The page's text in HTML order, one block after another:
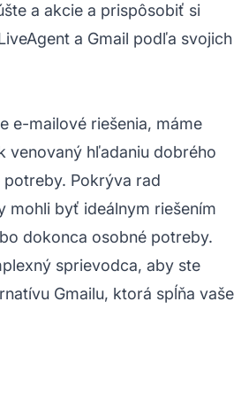
a akcie a prispôsobiť si
a Gmail podľa svojich
e-mailové riešenia, máme
venovaný hľadaniu dobrého
Pokrýva rad
mohli byť ideálnym riešením
dokonca osobné potreby.
sprievodca, aby ste
Gmailu, ktorá spĺňa vaše